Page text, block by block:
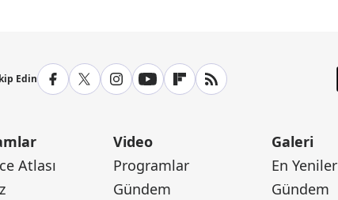
Edin
Atlası
Video
Programlar
Gündem
Galeri
En Yeniler
Gündem